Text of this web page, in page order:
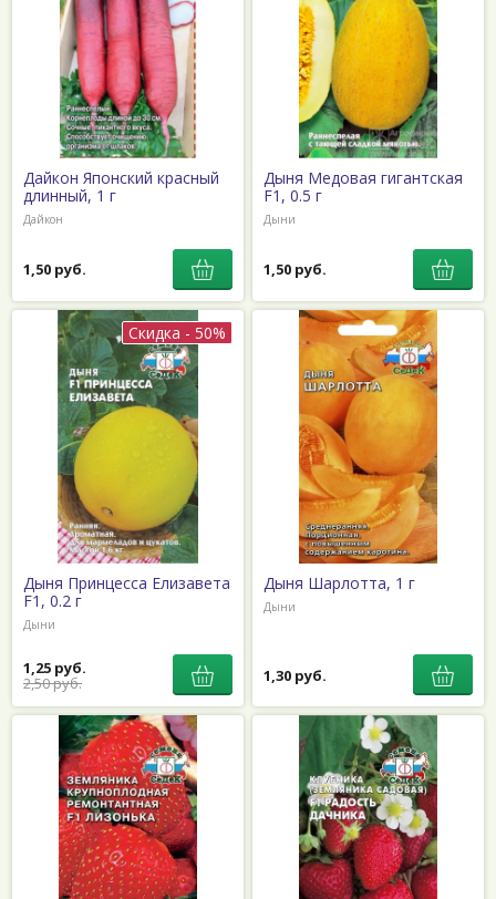
Дайкон Японский красный
длинный, 1 г
Дайкон
1,50 руб.
Дыня Медовая гигантская
F1, 0.5 г
Дыни
1,50 руб.
Скидка - 50%
Дыня Принцесса Елизавета
F1, 0.2 г
Дыни
1,25 руб.
2,50 руб.
Дыня Шарлотта, 1 г
Дыни
1,30 руб.